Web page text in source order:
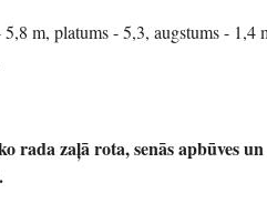
m, platums - 5,3, augstums - 1,4
rada zaļā rota, senās apbūves un